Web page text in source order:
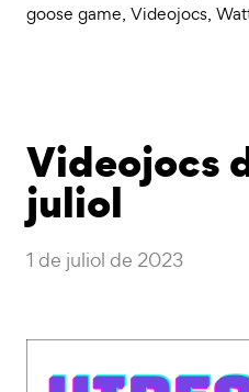
goose game, Videojocs,
Videojocs
juliol
1 de juliol de 2023